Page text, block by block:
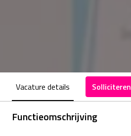
Vacature details Solliciteren
Functieomschrijving